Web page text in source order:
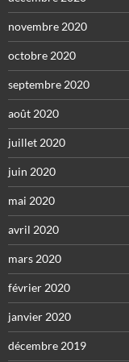
novembre 2020
octobre 2020
septembre 2020
août 2020
juillet 2020
juin 2020
mai 2020
avril 2020
mars 2020
février 2020
janvier 2020
décembre 2019